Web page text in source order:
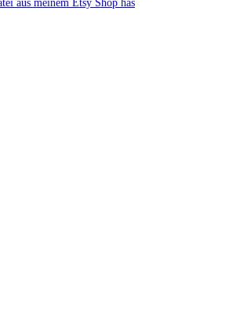
aus meinem Etsy Shop has